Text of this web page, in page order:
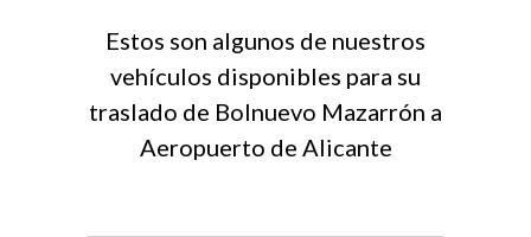
Estos son algunos de nuestros
vehículos disponibles para su
traslado de Bolnuevo Mazarrón a
Aeropuerto de Alicante